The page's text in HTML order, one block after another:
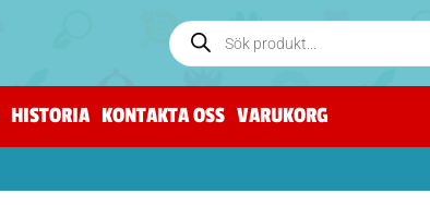
HISTORIA KONTAKTA OSS VARUKORG